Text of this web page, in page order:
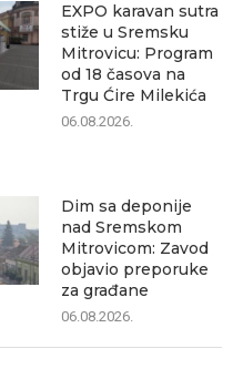
EXPO karavan sutra
stiže u Sremsku
Mitrovicu: Program
od 18 časova na
Trgu Ćire Milekića
06.08.2026.
Dim sa deponije
nad Sremskom
Mitrovicom: Zavod
objavio preporuke
za građane
06.08.2026.